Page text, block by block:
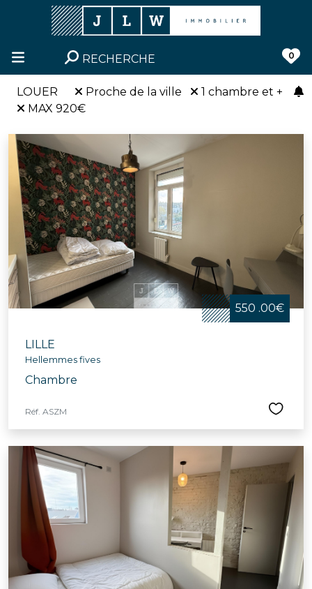
RECHERCHE 0
LOUER Proche de la ville
1 chambre et +
MAX 920€
550 .00€
LILLE
Hellemmes fives
Chambre
Réf. ASZM